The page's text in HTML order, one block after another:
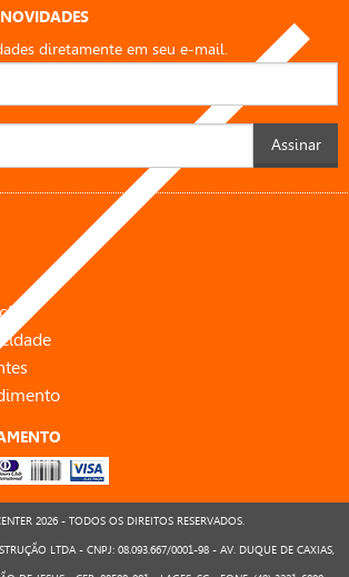
diretamente em seu e-mail.
Assinar
2026 - TODOS OS DIREITOS RESERVADOS.
LTDA - CNPJ: 08.093.667/0001-98 - AV. DUQUE DE CAXIAS,